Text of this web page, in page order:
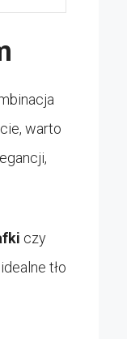
warto
czy
tło